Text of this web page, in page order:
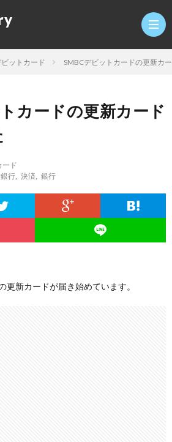
ビットカード SMBCデビットカードの更新カ
カードの更新カード
ード
行 決済 銀行
更新カードが届き始めています。